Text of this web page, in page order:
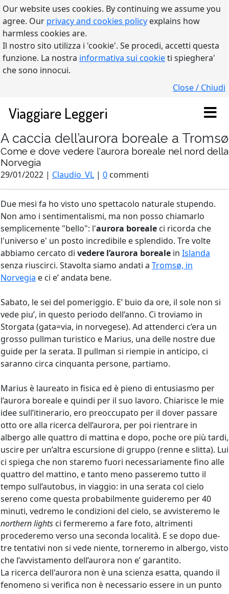
Our website uses cookies. By continuing we assume you
agree. Our privacy and cookies policy explains how
harmless cookies are.
Il nostro sito utilizza i 'cookie'. Se procedi, accetti questa
funzione. La nostra informativa sui cookieti spieghera'
che sono innocui.
Close / Chiudi
Viaggiare Leggeri
A caccia dell’aurora boreale a Tromsø
Come e dove vedere l'aurora boreale nel nord della
Norvegia
29/01/2022 | Claudio_VL | 0 commenti
Due mesi fa ho visto uno spettacolo naturale stupendo.
Non amo i sentimentalismi, ma non posso chiamarlo
semplicemente "bello": l'aurora boreale ci ricorda che
l'universo e' un posto incredibile e splendido. Tre volte
abbiamo cercato di vedere l’aurora boreale in Islanda
senza riuscirci. Stavolta siamo andati a Tromsø, in
Norvegia e ci e’ andata bene.
Sabato, le sei del pomeriggio. E’ buio da ore, il sole non si
vede piu’, in questo periodo dell’anno. Ci troviamo in
Storgata (gata=via, in norvegese). Ad attenderci c’era un
grosso pullman turistico e Marius, una delle nostre due
guide per la serata. Il pullman si riempie in anticipo, ci
saranno circa cinquanta persone, partiamo.
Marius è laureato in fisica ed è pieno di entusiasmo per
l’aurora boreale e quindi per il suo lavoro. Chiarisce le mie
idee sull’itinerario, ero preoccupato per il dover passare
otto ore alla ricerca dell’aurora, per poi rientrare in
albergo alle quattro di mattina e dopo, poche ore più tardi,
uscire per un’altra escursione di gruppo (renne e slitta). Lui
ci spiega che non staremo fuori necessariamente fino alle
quattro del mattino, e tanto meno passeremo tutto il
tempo sull’autobus, in viaggio: in una serata col cielo
sereno come questa probabilmente guideremo per 40
minuti, vedremo le condizioni del cielo, se avvisteremo le
northern lights ci fermeremo a fare foto, altrimenti
procederemo verso una seconda località. E se dopo due-
tre tentativi non si vede niente, torneremo in albergo, visto
che l’avvistamento dell’aurora non e’ garantito.
La ricerca dell'aurora non è una scienza esatta, quando il
fenomeno si verifica non è necessario essere in un punto